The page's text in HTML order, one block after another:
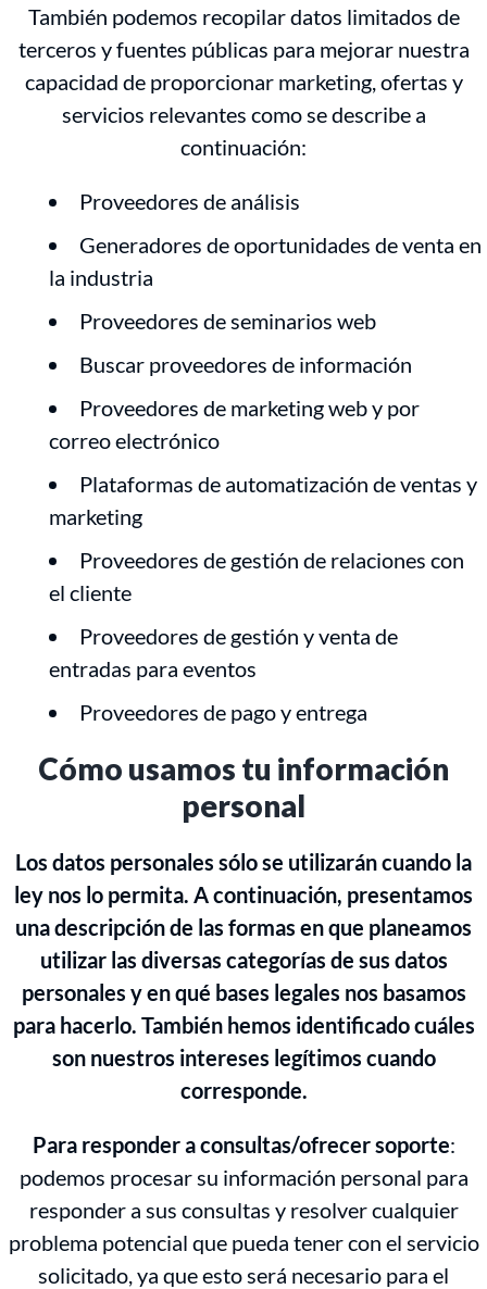
También podemos recopilar datos limitados de
terceros y fuentes públicas para mejorar nuestra
capacidad de proporcionar marketing, ofertas y
servicios relevantes como se describe a
continuación:
Proveedores de análisis
Generadores de oportunidades de venta en
la industria
Proveedores de seminarios web
Buscar proveedores de información
Proveedores de marketing web y por
correo electrónico
Plataformas de automatización de ventas y
marketing
Proveedores de gestión de relaciones con
el cliente
Proveedores de gestión y venta de
entradas para eventos
Proveedores de pago y entrega
Cómo usamos tu información
personal
Los datos personales sólo se utilizarán cuando la
ley nos lo permita. A continuación, presentamos
una descripción de las formas en que planeamos
utilizar las diversas categorías de sus datos
personales y en qué bases legales nos basamos
para hacerlo. También hemos identificado cuáles
son nuestros intereses legítimos cuando
corresponde.
Para responder a consultas/ofrecer soporte:
podemos procesar su información personal para
responder a sus consultas y resolver cualquier
problema potencial que pueda tener con el servicio
solicitado, ya que esto será necesario para el